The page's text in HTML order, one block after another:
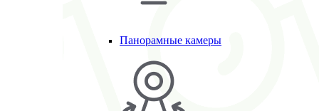
Панорамные камеры